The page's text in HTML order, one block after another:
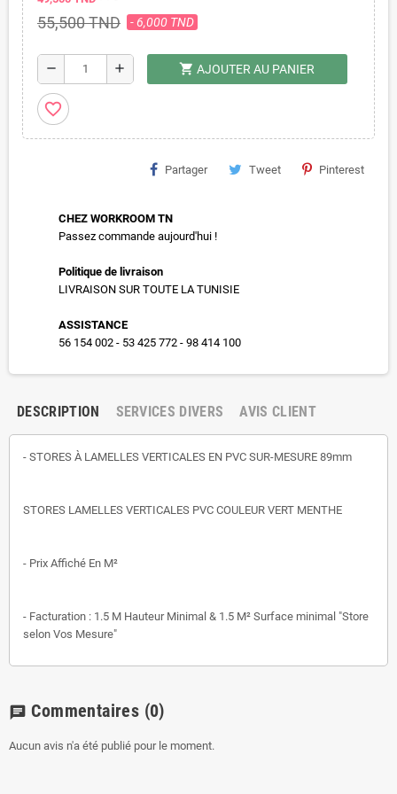
55,500 TND - 6,000 TND
remove add shopping_cart AJOUTER AU PANIER
favorite_border
Partager Tweet Pinterest
CHEZ WORKROOM TN
Passez commande aujourd'hui !
Politique de livraison
LIVRAISON SUR TOUTE LA TUNISIE
ASSISTANCE
56 154 002 - 53 425 772 - 98 414 100
DESCRIPTION SERVICES DIVERS AVIS CLIENT
- STORES À LAMELLES VERTICALES EN PVC SUR-MESURE 89mm
STORES LAMELLES VERTICALES PVC COULEUR VERT MENTHE
- Prix Affiché En M²
- Facturation : 1.5 M Hauteur Minimal & 1.5 M² Surface minimal "Store
selon Vos Mesure"
chat Commentaires (0)
Aucun avis n'a été publié pour le moment.